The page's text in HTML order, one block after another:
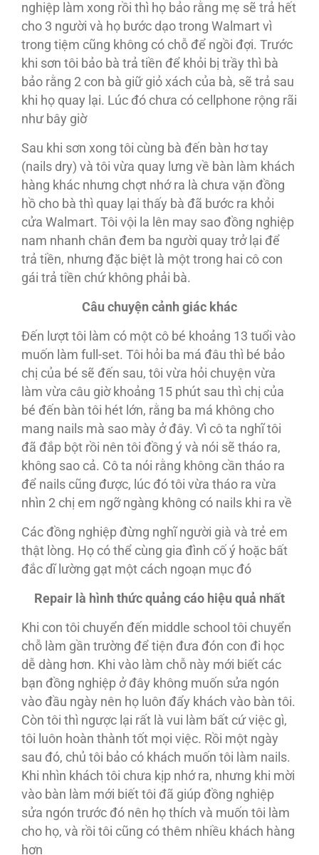
nghiệp làm xong rồi thì họ bảo rằng mẹ sẽ trả hết
cho 3 người và họ bước dạo trong Walmart vì
trong tiệm cũng không có chỗ để ngồi đợi. Trước
khi sơn tôi bảo bà trả tiền để khỏi bị trầy thì bà
bảo rằng 2 con bà giữ giỏ xách của bà, sẽ trả sau
khi họ quay lại. Lúc đó chưa có cellphone rộng rãi
như bây giờ
Sau khi sơn xong tôi cùng bà đến bàn hơ tay
(nails dry) và tôi vừa quay lưng về bàn làm khách
hàng khác nhưng chợt nhớ ra là chưa vặn đồng
hồ cho bà thì quay lại thấy bà đã bước ra khỏi
cửa Walmart. Tôi vội la lên may sao đồng nghiệp
nam nhanh chân đem ba người quay trở lại để
trả tiền, nhưng đặc biệt là một trong hai cô con
gái trả tiền chứ không phải bà.
Câu chuyện cảnh giác khác
Ðến lượt tôi làm có một cô bé khoảng 13 tuổi vào
muốn làm full-set. Tôi hỏi ba má đâu thì bé bảo
chị của bé sẽ đến sau, tôi vừa hỏi chuyện vừa
làm vừa câu giờ khoảng 15 phút sau thì chị của
bé đến bàn tôi hét lớn, rằng ba má không cho
mang nails mà sao mày ở đây. Vì cô ta nghĩ tôi
đã đắp bột rồi nên tôi đồng ý và nói sẽ tháo ra,
không sao cả. Cô ta nói rằng không cần tháo ra
để nails cũng được, lúc đó tôi vừa tháo ra vừa
nhìn 2 chị em ngỡ ngàng không có nails khi ra về
Các đồng nghiệp đừng nghĩ người già và trẻ em
thật lòng. Họ có thể cùng gia đình cố ý hoặc bất
đắc dĩ lường gạt một cách ngoạn mục đó
Repair là hình thức quảng cáo hiệu quả nhất
Khi con tôi chuyển đến middle school tôi chuyển
chỗ làm gần trường để tiện đưa đón con đi học
dễ dàng hơn. Khi vào làm chỗ này mới biết các
bạn đồng nghiệp ở đây không muốn sửa ngón
vào đầu ngày nên họ luôn đẩy khách vào bàn tôi.
Còn tôi thì ngược lại rất là vui làm bất cứ việc gì,
tôi luôn hoàn thành tốt mọi việc. Rồi một ngày
sau đó, chủ tôi bảo có khách muốn tôi làm nails.
Khi nhìn khách tôi chưa kịp nhớ ra, nhưng khi mời
vào bàn làm mới biết tôi đã giúp đồng nghiệp
sửa ngón trước đó nên họ thích và muốn tôi làm
cho họ, và rồi tôi cũng có thêm nhiều khách hàng
hơn